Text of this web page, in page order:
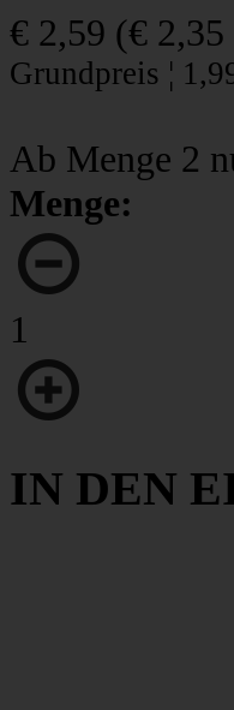
€ 2,59 (€ 2,35
Grundpreis ¦
Ab Menge 2
Menge:
1
IN DEN